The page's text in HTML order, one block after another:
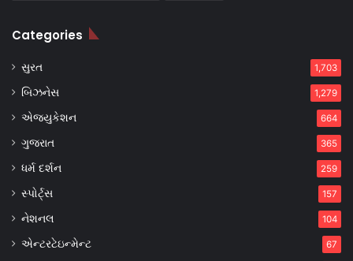
Categories
સુરત 1,703
બિઝનેસ 1,279
એજ્યુકેશન 664
ગુજરાત 365
ધર્મ દર્શન 259
સ્પોર્ટ્સ 157
નેશનલ 104
એન્ટરટેઇન્મેન્ટ 67